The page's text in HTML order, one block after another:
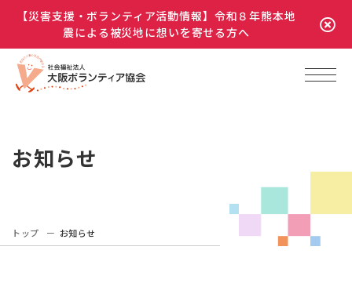
【災害支援・ボランティア活動情報】令和８年熊本地
震による被災地に想いを寄せる方へ
お知らせ
トップ お知らせ